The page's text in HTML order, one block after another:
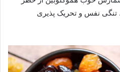
نفس و تحریک پذیری